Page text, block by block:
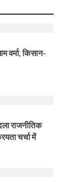
वर्मा, किसान-
राजनीतिक
चर्चा में